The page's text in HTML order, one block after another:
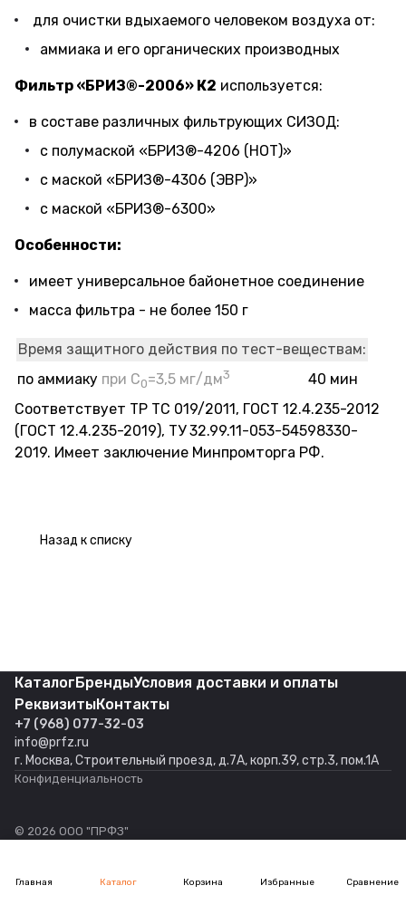
для очистки вдыхаемого человеком воздуха от:
аммиака и его органических производных
Фильтр «БРИЗ®-2006» К2 используется:
в составе различных фильтрующих СИЗОД:
с полумаской «БРИЗ®-4206 (НОТ)»
с маской «БРИЗ®-4306 (ЭВР)»
с маской «БРИЗ®-6300»
Особенности:
имеет универсальное байонетное соединение
масса фильтра - не более 150 г
Время защитного действия по тест-веществам:
по аммиаку при С0=3,5 мг/дм3
40 мин
Соответствует ТР ТС 019/2011, ГОСТ 12.4.235-2012
(ГОСТ 12.4.235-2019), ТУ 32.99.11-053-54598330-
2019. Имеет заключение Минпромторга РФ.
Назад к списку
Главная Каталог Корзина Избранные Сравнение
КаталогБрендыУсловия доставки и оплаты
РеквизитыКонтакты
+7 (968) 077-32-03
info@prfz.ru
г. Москва, Строительный проезд, д.7А, корп.39, стр.3, пом.1А
Конфиденциальность
© 2026 ООО "ПРФЗ"